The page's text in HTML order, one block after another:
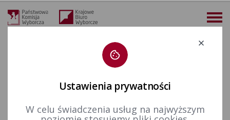
Deklaracja dostępności
więcej
Ustawienia prywatności
W celu świadczenia usług na najwyższym